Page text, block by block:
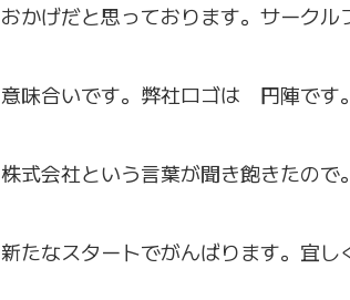
おかげだと思っております。サーク
意味合いです。弊社ロゴは 円陣です
株式会社という言葉が聞き飽きたので
新たなスタートでがんばります。宜し